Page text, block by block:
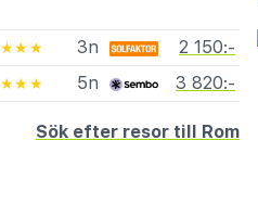
★★★ 3n
2 150:-
★★★ 5n 3 820:-
Sök efter resor till Rom